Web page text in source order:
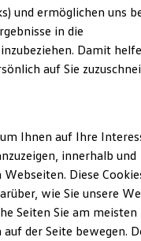
& Rechtliches)
und ermöglichen uns
in die
Damit
auf Sie
Ihnen auf Ihre
innerhalb und
Diese
wie Sie unsere
Seiten Sie am meisten
der Seite bewegen.